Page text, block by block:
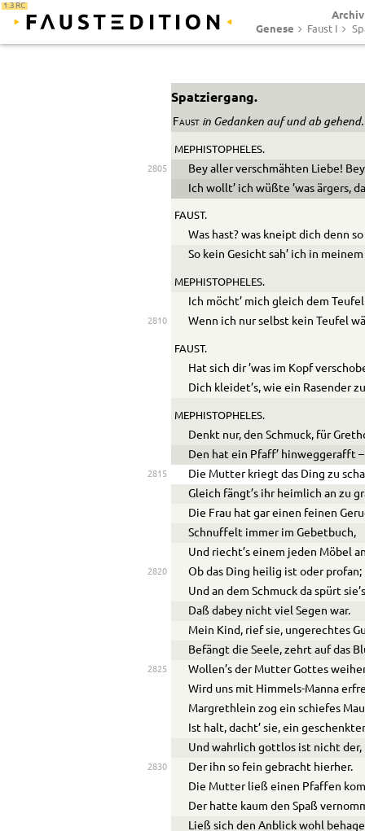
1.3 RC
Archiv
Genese
Faust I
Spatziergang.
Faustin Gedanken auf und ab
MEPHISTOPHELES.
2805
Bey aller verschmähten Liebe!
Ich wollt’ ich wüßte ’was ärgers,
FAUST.
Was hast? was kneipt dich denn so
So kein Gesicht sah’ ich in
MEPHISTOPHELES.
Ich möcht’ mich gleich dem
2810 Wenn ich nur selbst kein Teufel
FAUST.
Hat sich dir ’was im Kopf
Dich kleidet’s, wie ein Rasender
MEPHISTOPHELES.
Denkt nur, den Schmuck, für
Den hat ein Pfaff’ hinweggerafft –
2815
Die Mutter kriegt das Ding zu
Gleich fängt’s ihr heimlich an zu
Die Frau hat gar einen feinen
Schnuffelt immer im Gebetbuch,
Und riecht’s einem jeden Möbel
2820
Ob das Ding heilig ist oder profan;
Und an dem Schmuck da spürt
Daß dabey nicht viel Segen war.
Mein Kind, rief sie, ungerechtes
Befängt die Seele, zehrt auf das
2825
Wollen’s der Mutter Gottes
Wird uns mit Himmels-Manna
Margrethlein zog ein schiefes
Ist halt, dacht’ sie, ein
Und wahrlich gottlos ist nicht der,
2830
Der ihn so fein gebracht hierher.
Die Mutter ließ einen Pfaffen
Der hatte kaum den Spaß
Ließ sich den Anblick wohl